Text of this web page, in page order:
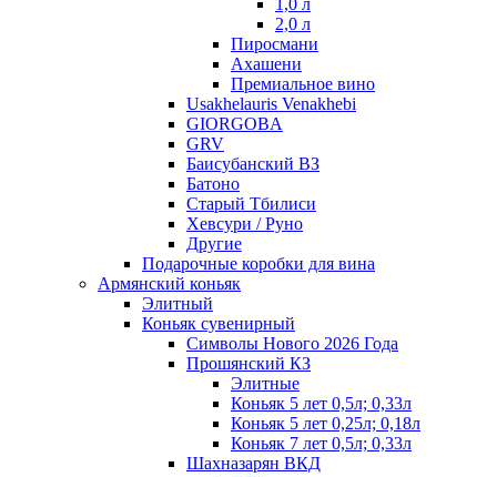
1,0 л
2,0 л
Пиросмани
Ахашени
Премиальное вино
Usakhelauris Venakhebi
GIORGOBA
GRV
Баисубанский ВЗ
Батоно
Старый Тбилиси
Хевсури / Руно
Другие
Подарочные коробки для вина
Армянский коньяк
Элитный
Коньяк сувенирный
Символы Нового 2026 Года
Прошянский КЗ
Элитные
Коньяк 5 лет 0,5л; 0,33л
Коньяк 5 лет 0,25л; 0,18л
Коньяк 7 лет 0,5л; 0,33л
Шахназарян ВКД